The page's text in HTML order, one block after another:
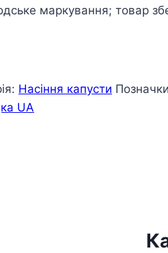
маркування; товар
Насіння капусти
UA